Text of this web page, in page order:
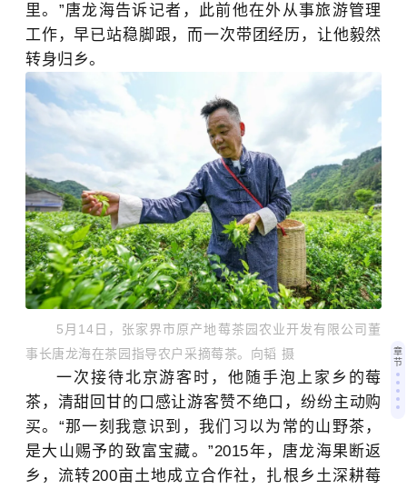
里。”唐龙海告诉记者，此前他在外从事旅游管理
工作，早已站稳脚跟，而一次带团经历，让他毅然
转身归乡。
5月14日，张家界市原产地莓茶园农业开发有限公司董
事长唐龙海在茶园指导农户采摘莓茶。向韬 摄
一次接待北京游客时，他随手泡上家乡的莓
茶，清甜回甘的口感让游客赞不绝口，纷纷主动购
买。“那一刻我意识到，我们习以为常的山野茶，
是大山赐予的致富宝藏。”2015年，唐龙海果断返
乡，流转200亩土地成立合作社，扎根乡土深耕莓
章
节